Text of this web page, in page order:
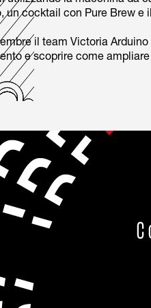
un cocktail con Pure Brew
il team Victoria
e scoprire come